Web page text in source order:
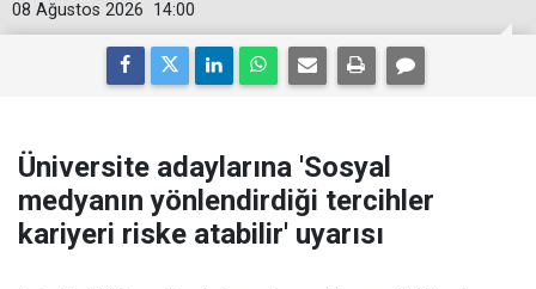
14:00
08 Ağustos 2026
Üniversite adaylarına 'Sosyal
medyanın yönlendirdiği tercihler
kariyeri riske atabilir' uyarısı